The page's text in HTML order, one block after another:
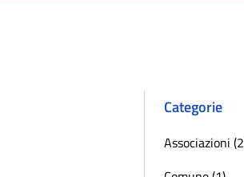
Categorie
Associazioni